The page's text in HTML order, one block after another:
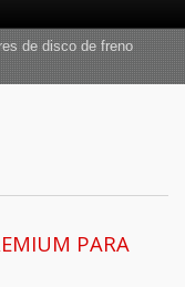
de disco de freno
PARA